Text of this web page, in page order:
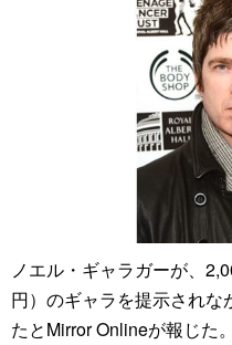
ノエル・ギャラガーが、
円）のギャラを提示されな
たとMirror Onlineが報じた。